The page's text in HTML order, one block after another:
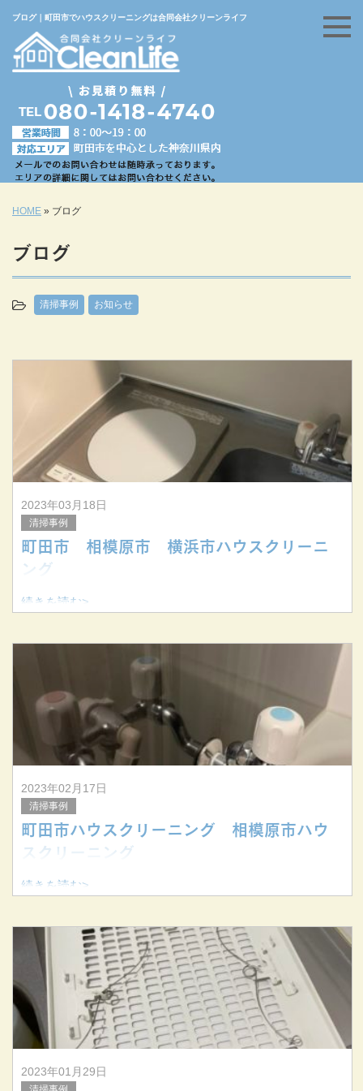
ブログ｜町田市でハウスクリーニングは合同会社クリーンライフ
HOME » ブログ
ブログ
清掃事例 お知らせ
2023年03月18日
清掃事例
町田市 相模原市 横浜市ハウスクリーニ
ング
続きを読む>
2023年02月17日
清掃事例
町田市ハウスクリーニング 相模原市ハウ
スクリーニング
続きを読む>
2023年01月29日